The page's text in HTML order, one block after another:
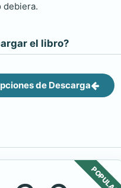
debiera.
el libro?
de Descarga
POPULAR